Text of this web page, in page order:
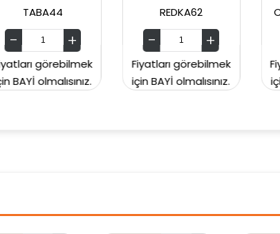
Fiyatları görebilmek
için BAYİ olmalısınız.
CLEMENTONI64297
Fiyatları görebilmek
için BAYİ olmalısınız.